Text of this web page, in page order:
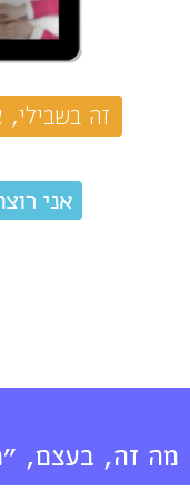
זה בשבילי,
אני
מה זה, בעצם,